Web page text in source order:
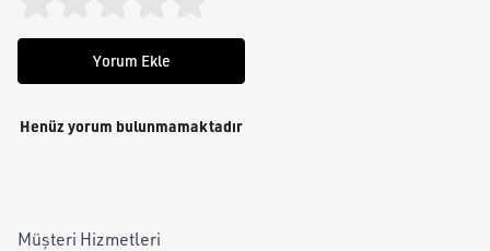
Yorum Ekle
Henüz yorum bulunmamaktadır
Müşteri Hizmetleri